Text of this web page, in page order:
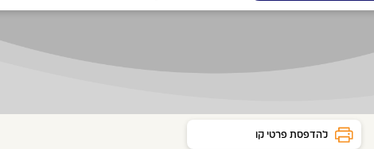
להדפסת פרטי קו
לוח זמנים ותחנות